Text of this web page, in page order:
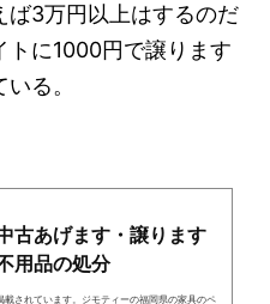
ば3万円以上はするのだ
トに1000円で譲ります
る。
古あげます・譲ります
用品の処分
載されています。ジモティーの福岡県の家具のペ